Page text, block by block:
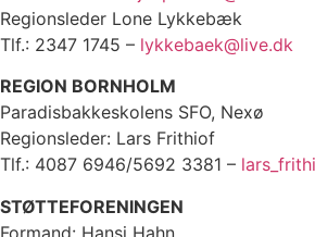
Regionsleder Lone Lykkebæk
Tlf.: 2347 1745 – lykkebaek@live.dk
REGION BORNHOLM
Paradisbakkeskolens SFO, Nexø
Regionsleder: Lars Frithiof
Tlf.: 4087 6946/5692 3381 –
STØTTEFORENINGEN
Formand: Hansi Hahn